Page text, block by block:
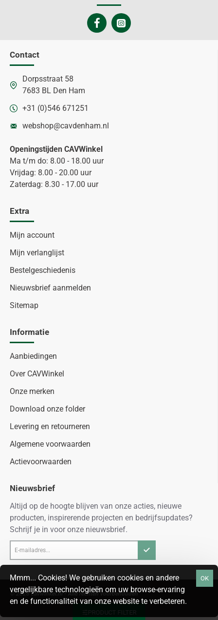
Mmm... Cookies! We gebruiken cookies en andere
vergelijkbare technologieën om uw browse-ervaring
en de functionaliteit van onze website te verbeteren.
OK
Contact
Dorpsstraat 58
7683 BL Den Ham
+31 (0)546 671251
webshop@cavdenham.nl
Openingstijden CAVWinkel
Ma t/m do: 8.00 - 18.00 uur
Vrijdag: 8.00 - 20.00 uur
Zaterdag: 8.30 - 17.00 uur
Extra
Mijn account
Mijn verlanglijst
Bestelgeschiedenis
Nieuwsbrief aanmelden
Sitemap
Informatie
Aanbiedingen
Over CAVWinkel
Onze merken
Download onze folder
Levering en retourneren
Algemene voorwaarden
Actievoorwaarden
Nieuwsbrief
Altijd op de hoogte blijven van onze acties, nieuwe
producten, inspirerende projecten en bedrijfsupdates?
Schrijf je in voor onze nieuwsbrief.
mailadres...
© 2026 cavwinkel.nl - Alle rechten voorbehouden
PRODUCT FILTER